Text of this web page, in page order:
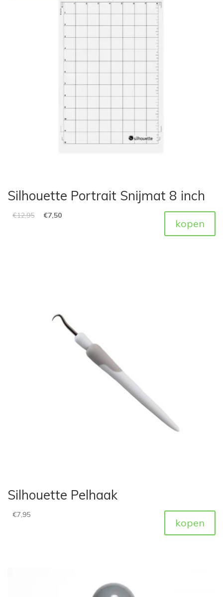
Silhouette Portrait Snijmat 8 inch
€12,95 €7,50
kopen
Silhouette Pelhaak
€7,95
kopen